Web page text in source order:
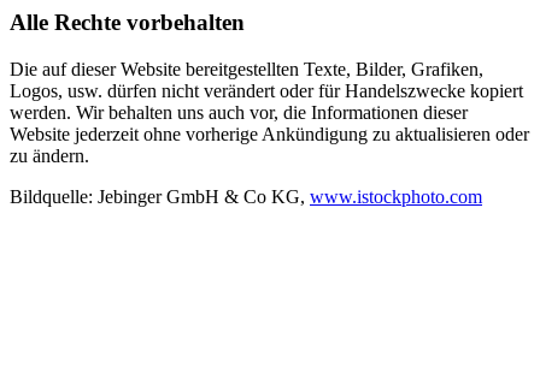
Alle Rechte vorbehalten
Die auf dieser Website bereitgestellten Texte, Bilder, Grafiken,
Logos, usw. dürfen nicht verändert oder für Handelszwecke kopiert
werden. Wir behalten uns auch vor, die Informationen dieser
Website jederzeit ohne vorherige Ankündigung zu aktualisieren oder
zu ändern.
Bildquelle: Jebinger GmbH & Co KG, www.istockphoto.com